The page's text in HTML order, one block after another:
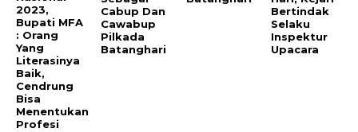
2023,
Bupati MFA
: Orang
Yang
Literasinya
Baik,
Cendrung
Bisa
Menentukan
Profesi
Cabup Dan
Cawabup
Pilkada
Batanghari
Bertindak
Selaku
Inspektur
Upacara